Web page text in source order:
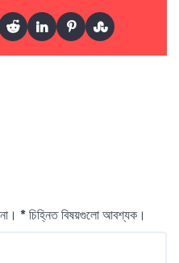
* চিহ্নিত বিষয়গুলো আবশ্যক।